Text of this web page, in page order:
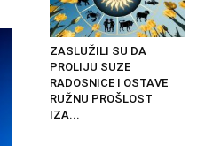
ZASLUŽILI SU DA
PROLIJU SUZE
RADOSNICE I OSTAVE
RUŽNU PROŠLOST
IZA...